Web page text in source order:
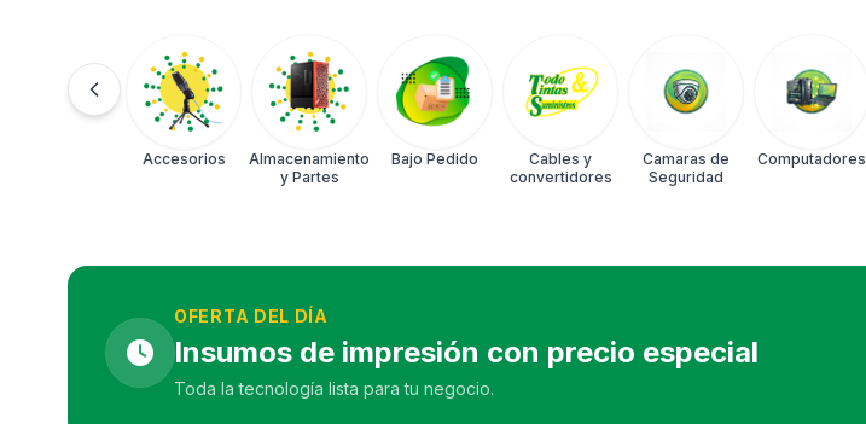
Accesorios
Almacenamiento
y Partes
Bajo Pedido
Cables y
convertidores
Camaras de
Seguridad
Computadores
OFERTA DEL DÍA
Insumos de impresión con precio especial
Toda la tecnología lista para tu negocio.